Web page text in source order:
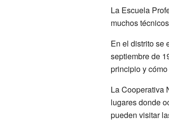
La Escuela
muchos
En el distrito se
septiembre de
principio y
La Cooperativa
lugares donde
pueden visitar